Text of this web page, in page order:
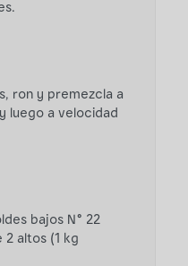
ron y premezcla a
luego a velocidad
bajos N° 22
altos (1 kg